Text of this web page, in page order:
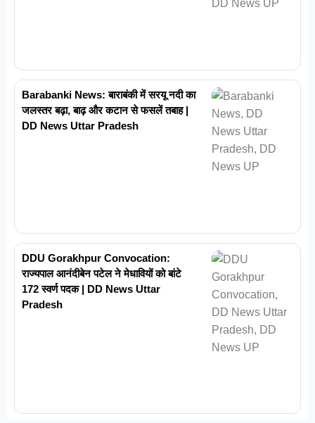
Barabanki News: बाराबंकी में सरयू नदी का
जलस्तर बढ़ा, बाढ़ और कटान से फसलें तबाह |
DD News Uttar Pradesh
DDU Gorakhpur Convocation:
राज्यपाल आनंदीबेन पटेल ने मेधावियों को बांटे
172 स्वर्ण पदक | DD News Uttar
Pradesh